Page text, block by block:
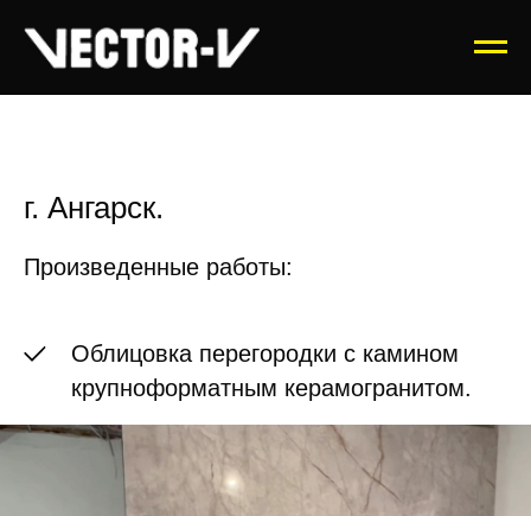
г. Ангарск.
Произведенные работы:
Облицовка перегородки с камином
крупноформатным керамогранитом.